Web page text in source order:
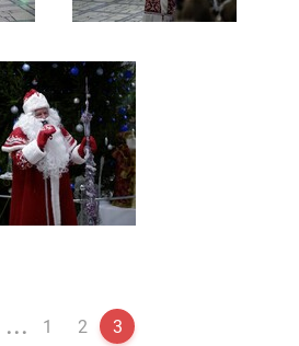
... 1 2 3